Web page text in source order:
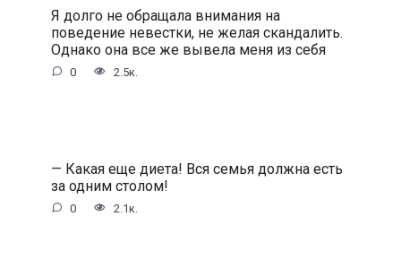
Я долго не обращала внимания на
поведение невестки, не желая скандалить.
Однако она все же вывела меня из себя
0 2.5к.
— Какая еще диета! Вся семья должна есть
за одним столом!
0 2.1к.